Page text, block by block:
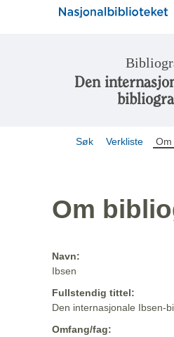
Den
Søk Verkliste Om
Om
Navn:
Ibsen
Fullstendig tittel:
Den internasjonale Ibsen-
Omfang/fag: